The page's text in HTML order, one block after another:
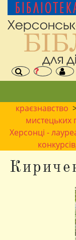
краєзнавство
мистецьких
Херсонці -